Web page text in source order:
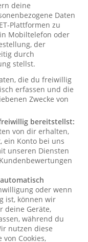
deine
Daten
Plattformen zu
Mobiltelefon oder
der
durch
stellst.
die du freiwillig
erfassen und die
Zwecke von
bereitstellst:
von dir erhalten,
ein Konto bei uns
unseren Diensten
oder wenn
ist, können wir
deine Geräte,
während du
nutzen diese
Cookies,